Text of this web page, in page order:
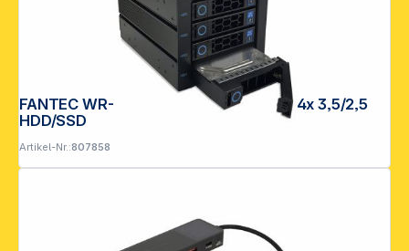
FANTEC WR-C3141-12G Backplane für 4x 3,5/2,5
HDD/SSD
Artikel-Nr.:807858